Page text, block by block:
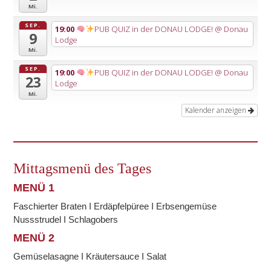
Mi.
SEP.
9
Mi.
19:00 PUB QUIZ in der DONAU LODGE! @ Donau
Lodge
SEP.
23
Mi.
19:00 PUB QUIZ in der DONAU LODGE! @ Donau
Lodge
Kalender anzeigen
Mittagsmenü des Tages
MENÜ 1
Faschierter Braten I Erdäpfelpüree I Erbsengemüse
Nussstrudel I Schlagobers
MENÜ 2
Gemüselasagne I Kräutersauce I Salat